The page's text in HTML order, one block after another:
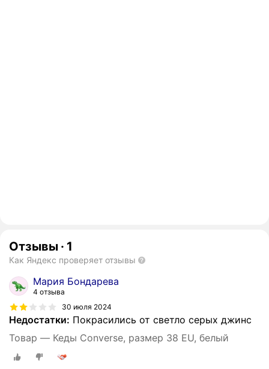
Отзывы · 1
Как Яндекс проверяет отзывы
Мария Бондарева
4 отзыва
30 июля 2024
Недостатки: Покрасились от светло серых джинс
Товар — Кеды Converse, размер 38 EU, белый